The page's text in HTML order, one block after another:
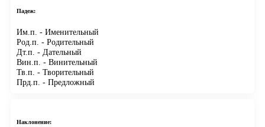
Падеж:
Им.п. - Именительный
Род.п. - Родительный
Дт.п. - Дательный
Вин.п. - Винительный
Тв.п. - Творительный
Прд.п. - Предложный
Наклонение: